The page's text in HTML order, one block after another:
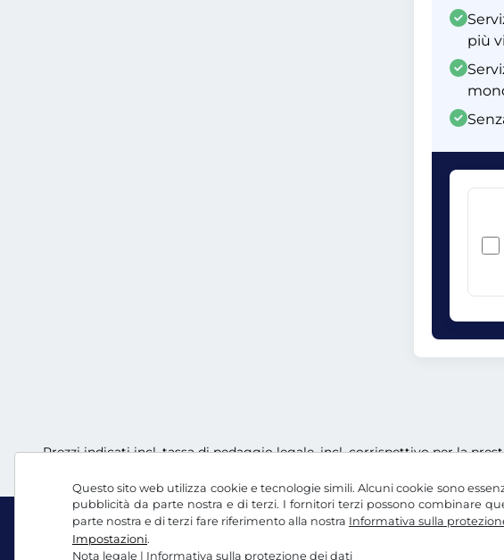
Questo sito web utilizza cookie e tecnologie simili. Alcuni cookie sono
pubblicità da parte nostra e di terzi. I fornitori terzi possono combinare
parte nostra e di terzi fare riferimento alla nostra Informativa sulla
Impostazioni.
Nota legale | Informativa sulla protezione dei dati
più
Prezzi indicati incl. tassa di pedaggio legale, incl. corrispettivo per la